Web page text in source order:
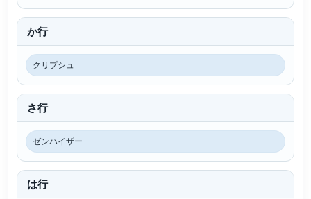
か行
クリプシュ
さ行
ゼンハイザー
は行